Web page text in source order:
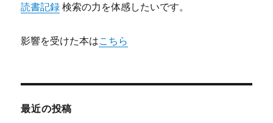
読書記録 検索の力を体感したいです。
影響を受けた本はこちら
最近の投稿